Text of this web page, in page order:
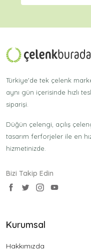
Türkiye'de tek çelenk
aynı gün içerisinde hızlı
siparişi.
Düğün çelengi, açılış
tasarım ferforjeler ile en
hizmetinizde.
Bizi Takip Edin
Kurumsal
Hakkımızda